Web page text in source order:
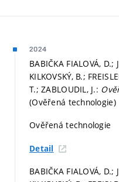
2024
BABIČKA FIALOVÁ, D.;
KILKOVSKÝ, B.;
T.; ZABLOUDIL, J.:
(Ověřená technologie)
Ověřená technologie
Detail
BABIČKA FIALOVÁ, D.;